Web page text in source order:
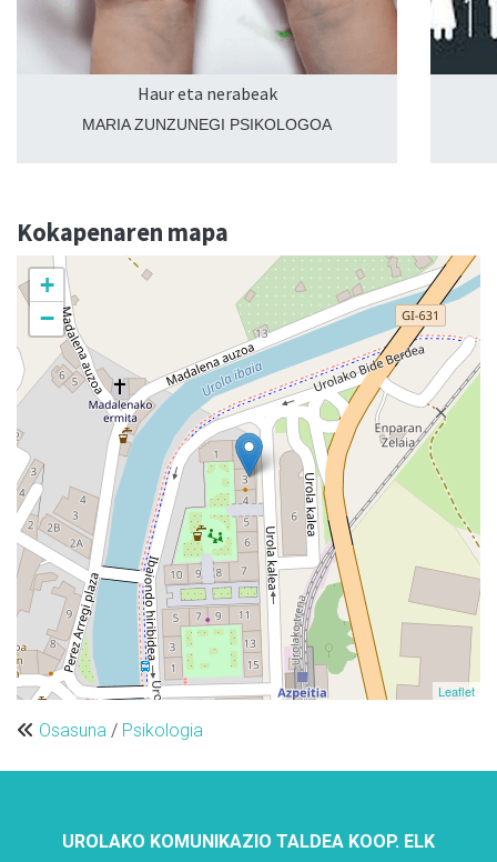
Haur eta nerabeak
MARIA ZUNZUNEGI PSIKOLOGOA
Kokapenaren mapa
+
−
Leaflet
Osasuna / Psikologia
UROLAKO KOMUNIKAZIO TALDEA KOOP. ELK